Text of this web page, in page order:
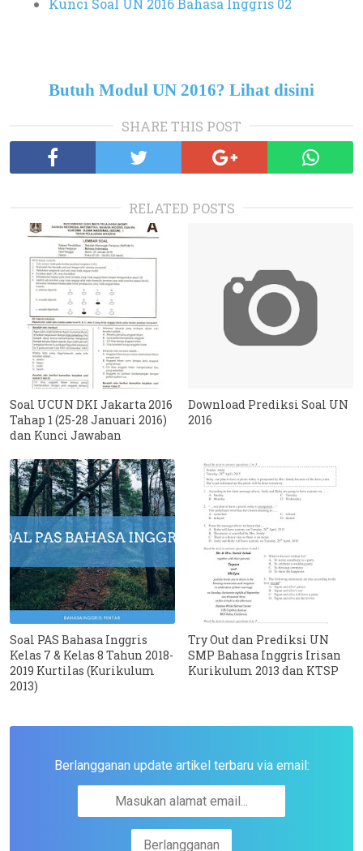
Kunci Soal UN 2016 Bahasa Inggris 02
Butuh Modul UN 2016? Lihat disini
SHARE THIS POST
RELATED POSTS
Soal UCUN DKI Jakarta 2016
Tahap 1 (25-28 Januari 2016)
dan Kunci Jawaban
Download Prediksi Soal UN
2016
Soal PAS Bahasa Inggris
Kelas 7 & Kelas 8 Tahun 2018-
2019 Kurtilas (Kurikulum
2013)
Try Out dan Prediksi UN
SMP Bahasa Inggris Irisan
Kurikulum 2013 dan KTSP
Berlangganan update artikel terbaru via email: